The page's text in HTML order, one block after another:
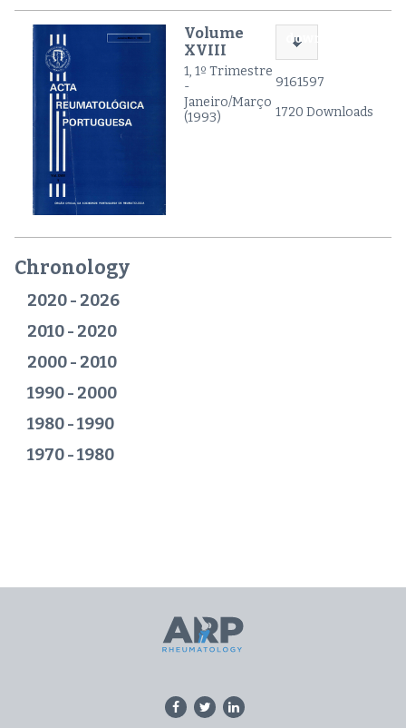
download
9161597
1720 Downloads
Volume
XVIII
1, 1º Trimestre
-
Janeiro/Março
(1993)
Chronology
2020 - 2026
2010 - 2020
2000 - 2010
1990 - 2000
1980 - 1990
1970 - 1980